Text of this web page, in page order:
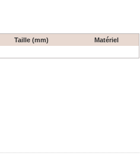
Taille (mm)
Matériel